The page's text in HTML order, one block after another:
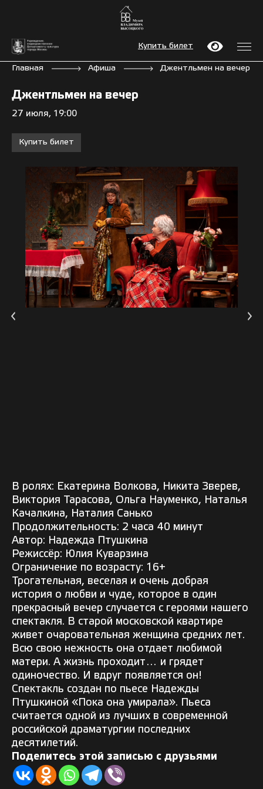
Купить билет
Главная Афиша Джентльмен на вечер
Джентльмен на вечер
27 июля, 19:00
Купить билет
В ролях: Екатерина Волкова, Никита Зверев,
Виктория Тарасова, Ольга Науменко, Наталья
Качалкина, Наталия Санько
Продолжительность: 2 часа 40 минут
Автор: Надежда Птушкина
Режиссёр: Юлия Куварзина
Ограничение по возрасту: 16+
Трогательная, веселая и очень добрая
история о любви и чуде, которое в один
прекрасный вечер случается с героями нашего
спектакля. В старой московской квартире
живет очаровательная женщина средних лет.
Всю свою нежность она отдает любимой
матери. А жизнь проходит… и грядет
одиночество. И вдруг появляется он!
Спектакль создан по пьесе Надежды
Птушкиной «Пока она умирала». Пьеса
считается одной из лучших в современной
российской драматургии последних
десятилетий.
Поделитесь этой записью с друзьями